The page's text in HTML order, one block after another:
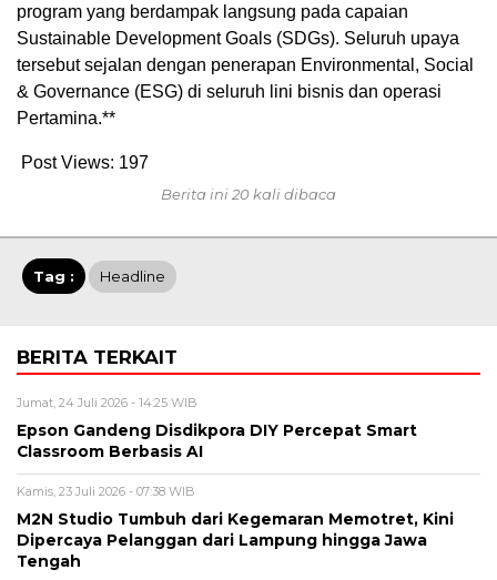
program yang berdampak langsung pada capaian
Sustainable Development Goals (SDGs). Seluruh upaya
tersebut sejalan dengan penerapan Environmental, Social
& Governance (ESG) di seluruh lini bisnis dan operasi
Pertamina.**
Post Views: 197
Berita ini 20 kali dibaca
Tag : Headline
BERITA TERKAIT
Jumat, 24 Juli 2026 - 14:25 WIB
Epson Gandeng Disdikpora DIY Percepat Smart
Classroom Berbasis AI
Kamis, 23 Juli 2026 - 07:38 WIB
M2N Studio Tumbuh dari Kegemaran Memotret, Kini
Dipercaya Pelanggan dari Lampung hingga Jawa
Tengah